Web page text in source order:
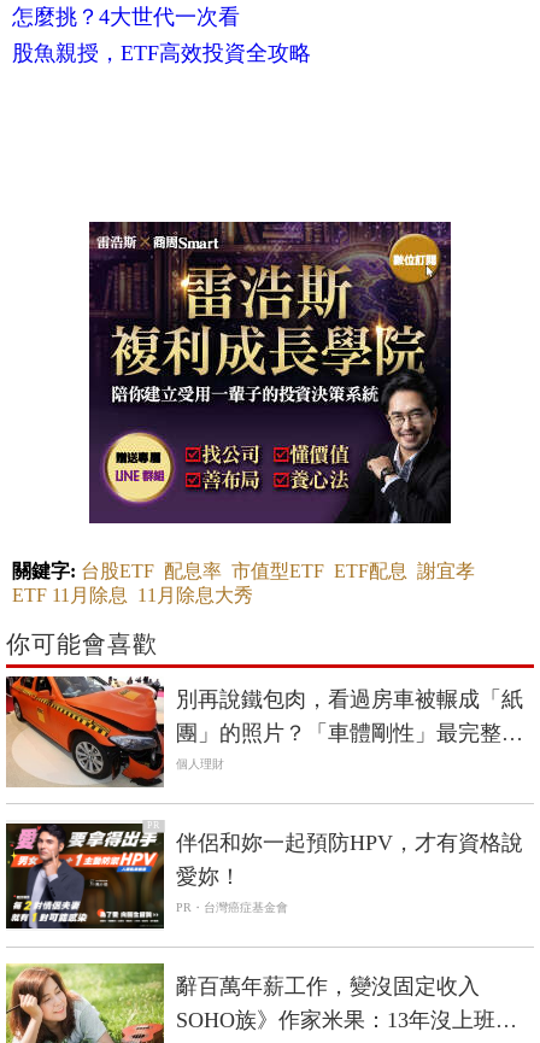
怎麼挑？4大世代一次看
股魚親授，ETF高效投資全攻略
關鍵字: 台股ETF 配息率 市值型ETF ETF配息 謝宜孝
ETF 11月除息
11月除息大秀
你可能會喜歡
別再說鐵包肉，看過房車被輾成「紙
團」的照片？「車體剛性」最完整解
析《國產車篇》
個人理財
PR
伴侶和妳一起預防HPV，才有資格說
愛妳！
PR・台灣癌症基金會
辭百萬年薪工作，變沒固定收入
SOHO族》作家米果：13年沒上班也